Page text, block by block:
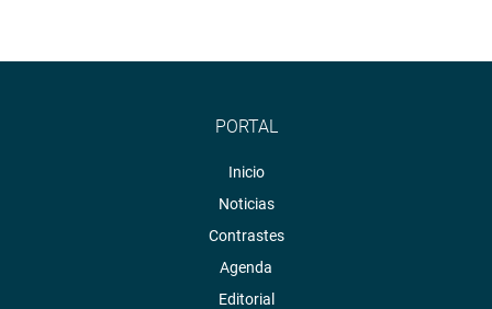
PORTAL
Inicio
Noticias
Contrastes
Agenda
Editorial